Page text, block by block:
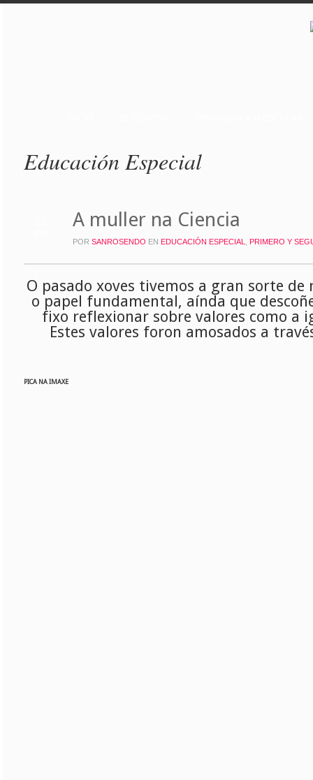
Educación Especial
A muller na Ciencia
POR SANROSENDO EN EDUCACIÓN ESPECIAL PRIMERO Y
O pasado xoves tivemos a gran sorte
o papel fundamental, aínda que
fixo reflexionar sobre valores como a
Estes valores foron amosados a
PICA NA IMAXE